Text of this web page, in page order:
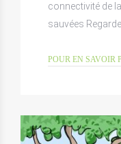
connectivité de
sauvées
POUR EN SAVOIR